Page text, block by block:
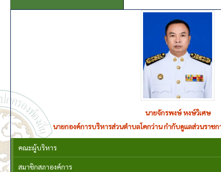
นายจักรพงษ์ หงษ์วิเศษ
นายกองค์การบริหารส่วนตำบลโคกว่าน กำกับดูแลส่วนราชก
คณะผู้บริหาร
สมาชิกสภาองค์การ